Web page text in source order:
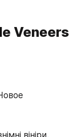
Veneers
вініри,